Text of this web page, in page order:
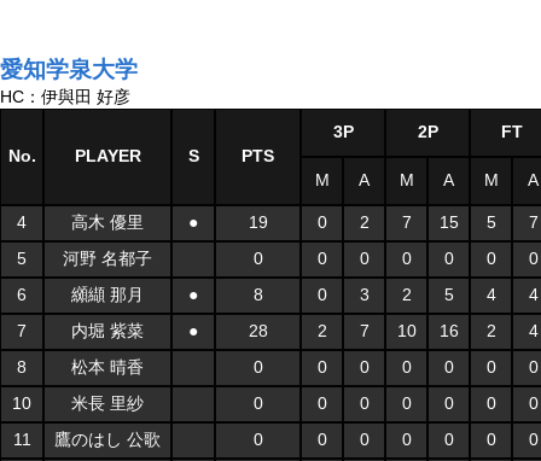
愛知学泉大学
HC：伊與田 好彦
No. PLAYER S PTS
3P 2P FT
M A M A M A
4 高木 優里 ● 19 0 2 7 15 5
7
5
河野 名都子 0 0 0 0 0 0
0
6
纐纈 那月 ● 8 0 3 2 5 4
4
7
内堀 紫菜 ● 28 2 7 10 16 2
4
8
松本 晴香 0 0 0 0 0 0
0
10
米長 里紗 0 0 0 0 0 0
0
11
鷹のはし 公歌 0 0 0 0 0 0
0